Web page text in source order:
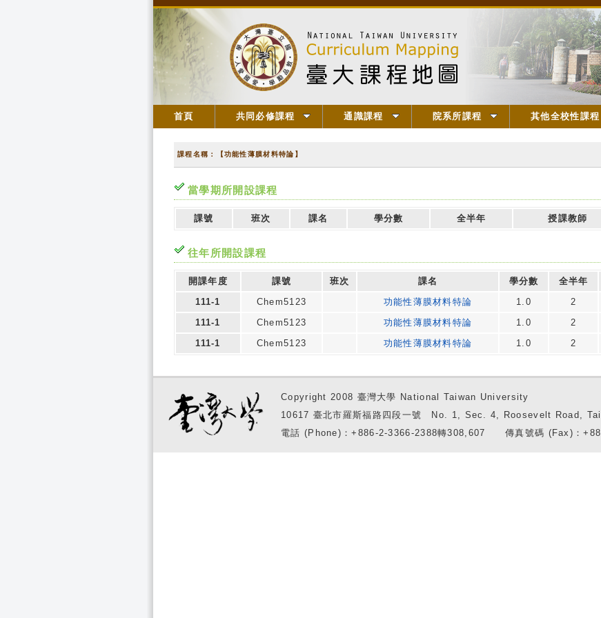
首頁 共同必修課程 通識課程 院系所課程 其他全校性課程
課程名稱：【功能性薄膜材料特論】
當學期所開設課程
課號 班次 課名 學分數 全半年 授課教師
往年所開設課程
開課年度 課號 班次 課名 學分數 全半年
111-1
Chem5123 功能性薄膜材料特論 1.0 2
111-1
Chem5123 功能性薄膜材料特論 1.0 2
111-1
Chem5123 功能性薄膜材料特論 1.0 2
Copyright 2008 臺灣大學 National Taiwan University
10617 臺北市羅斯福路四段一號 No. 1, Sec. 4, Roosevelt Road,
電話 (Phone)：+886-2-3366-2388轉308,607 傳真號碼 (Fax)：